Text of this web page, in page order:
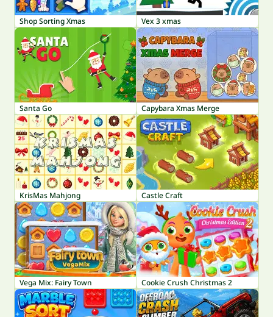
Shop Sorting Xmas Vex 3 xmas
Santa Go Capybara Xmas Merge
KrisMas Mahjong Castle Craft
Vega Mix: Fairy Town Cookie Crush Christmas 2